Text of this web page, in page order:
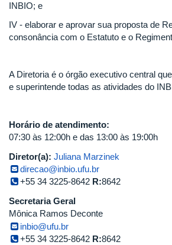
INBIO; e
IV - elaborar e aprovar sua proposta de
consonância com o Estatuto e o
A Diretoria é o órgão executivo central
e superintende todas as atividades do
Horário de atendimento:
07:30 às 12:00h e das 13:00 às 19:00h
Diretor(a): Juliana Marzinek
direcao@inbio.ufu.br
+55 34 3225-8642 R:8642
Secretaria Geral
Mônica Ramos Deconte
inbio@ufu.br
+55 34 3225-8642 R:8642